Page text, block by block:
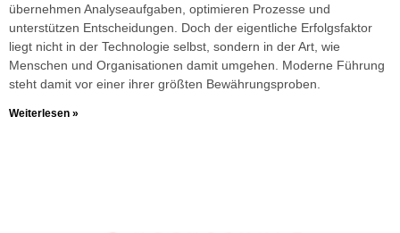
übernehmen Analyseaufgaben, optimieren Prozesse und
unterstützen Entscheidungen. Doch der eigentliche Erfolgsfaktor
liegt nicht in der Technologie selbst, sondern in der Art, wie
Menschen und Organisationen damit umgehen. Moderne Führung
steht damit vor einer ihrer größten Bewährungsproben.
Weiterlesen »